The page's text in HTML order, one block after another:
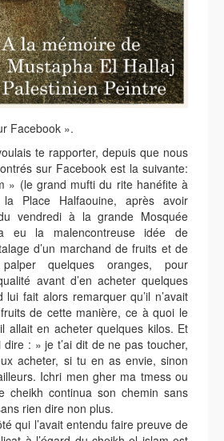
Facebook ».
te rapporter, depuis que nous
sur Facebook est la suivante:
» (le grand mufti du rite hanéfite à
la Place Halfaouine, après avoir
vendredi à la grande Mosquée
eu la malencontreuse idée de
d’un marchand de fruits et de
quelques oranges, pour
avant d’en acheter quelques
fait alors remarquer qu’il n’avait
de cette manière, ce à quoi le
allait en acheter quelques kilos. Et
: » je t’ai dit de ne pas toucher,
acheter, si tu en as envie, sinon
Ichri men gher ma tmess ou
continua son chemin sans
rien dire non plus.
qui l’avait entendu faire preuve de